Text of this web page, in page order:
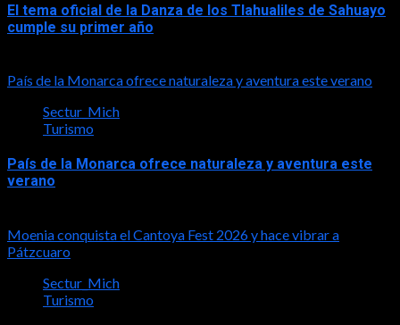
El tema oficial de la Danza de los Tlahualiles de Sahuayo
cumple su primer año
País de la Monarca ofrece naturaleza y aventura este verano
Sectur_Mich
Turismo
País de la Monarca ofrece naturaleza y aventura este
verano
Moenia conquista el Cantoya Fest 2026 y hace vibrar a
Pátzcuaro
Sectur_Mich
Turismo